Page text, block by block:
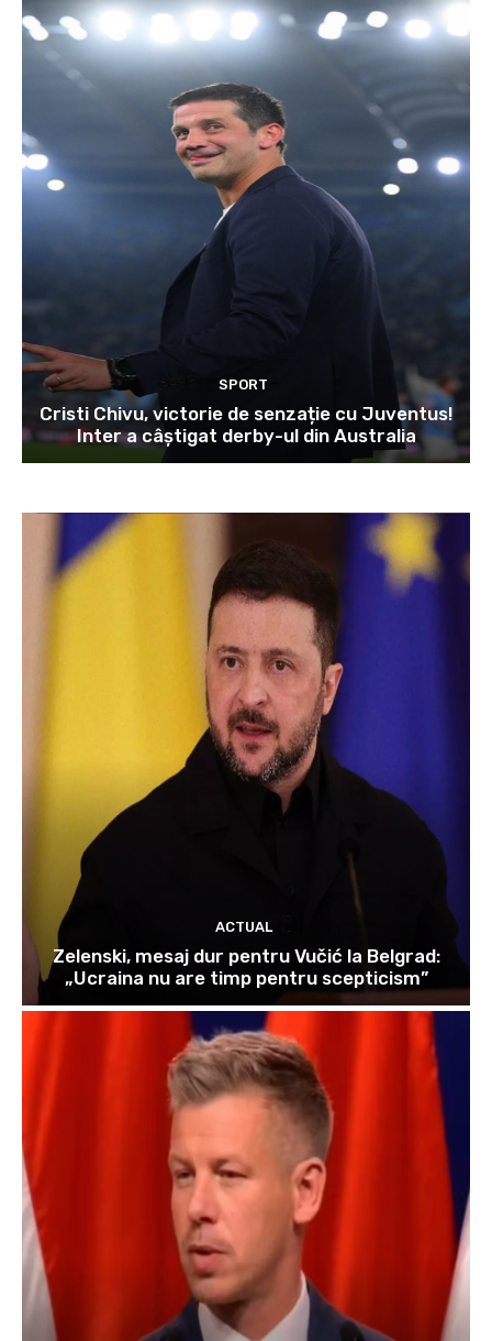
SPORT
Cristi Chivu, victorie de senzație cu Juventus!
Inter a câștigat derby-ul din Australia
ACTUAL
Zelenski, mesaj dur pentru Vučić la Belgrad:
„Ucraina nu are timp pentru scepticism”